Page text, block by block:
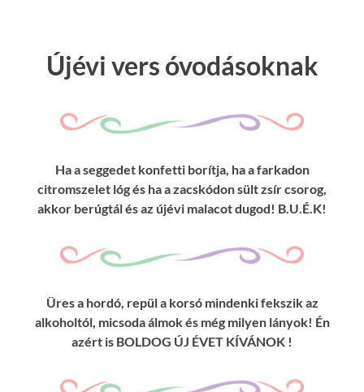
Újévi vers óvodásoknak
Ha a seggedet konfetti borítja, ha a farkadon
citromszelet lóg és ha a zacskódon sült zsír csorog,
akkor berúgtál és az újévi malacot dugod! B.U.É.K!
Üres a hordó, repül a korsó mindenki fekszik az
alkoholtól, micsoda álmok és még milyen lányok! Én
azért is BOLDOG ÚJ ÉVET KÍVÁNOK !